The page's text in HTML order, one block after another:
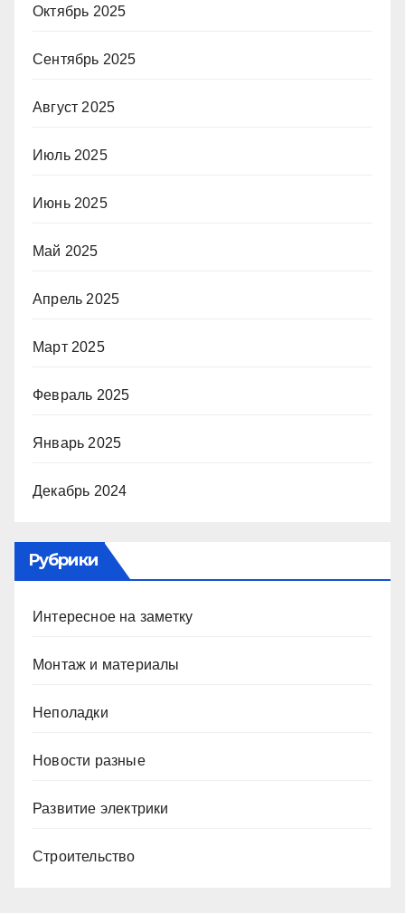
Октябрь 2025
Сентябрь 2025
Август 2025
Июль 2025
Июнь 2025
Май 2025
Апрель 2025
Март 2025
Февраль 2025
Январь 2025
Декабрь 2024
Рубрики
Интересное на заметку
Монтаж и материалы
Неполадки
Новости разные
Развитие электрики
Строительство